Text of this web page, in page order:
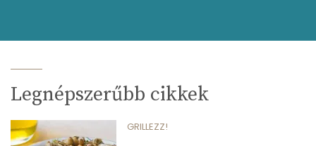
Legnépszerűbb cikkek
GRILLEZZ!